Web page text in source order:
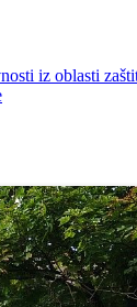
iz oblasti